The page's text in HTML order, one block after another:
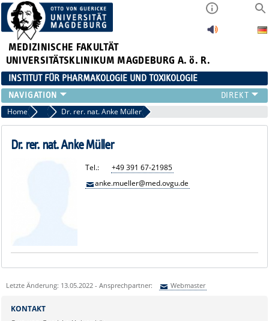
MEDIZINISCHE FAKULTÄT
UNIVERSITÄTSKLINIKUM MAGDEBURG A. ö. R.
INSTITUT FÜR PHARMAKOLOGIE UND TOXIKOLOGIE
DAS INSTITUT
DAS TEAM
FORSCHUNG
Home Neurale Plastizität und Kommunikation
Dr. rer. nat. Anke Müller
Dr. rer. nat. Anke Müller
Tel.:
+49 391 67-21985
anke.mueller@med.ovgu.de
Letzte Änderung: 13.05.2022 - Ansprechpartner: Webmaster
Sie können eine Nachricht versenden an:
KONTAKT